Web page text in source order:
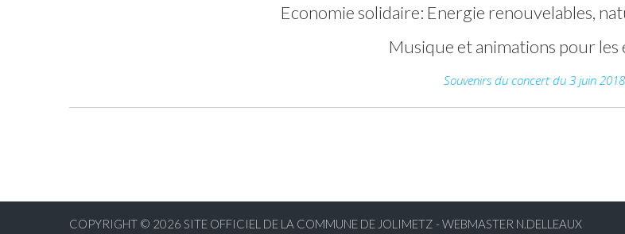
Economie solidaire: Energie renouvelables,
Musique et animations pour les
Souvenirs du concert du 3 juin 2018
COPYRIGHT © 2026 SITE OFFICIEL DE LA COMMUNE DE JOLIMETZ - WEBMASTER N.DELLEAUX